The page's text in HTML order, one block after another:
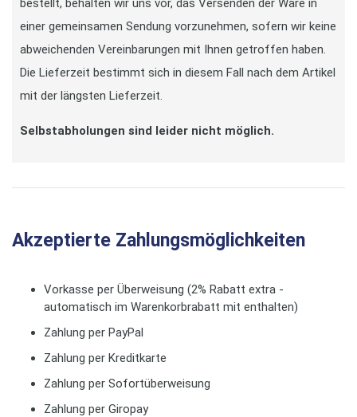
bestellt, behalten wir uns vor, das Versenden der Ware in
einer gemeinsamen Sendung vorzunehmen, sofern wir keine
abweichenden Vereinbarungen mit Ihnen getroffen haben.
Die Lieferzeit bestimmt sich in diesem Fall nach dem Artikel
mit der längsten Lieferzeit.
Selbstabholungen sind leider nicht möglich.
Akzeptierte Zahlungsmöglichkeiten
Vorkasse per Überweisung (2% Rabatt extra -
automatisch im Warenkorbrabatt mit enthalten)
Zahlung per PayPal
Zahlung per Kreditkarte
Zahlung per Sofortüberweisung
Zahlung per Giropay